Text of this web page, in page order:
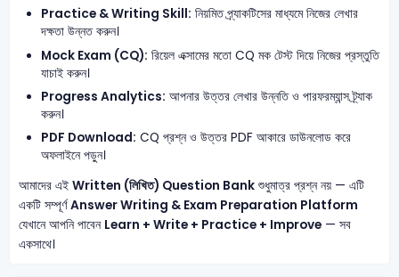
Practice & Writing Skill: নিয়মিত প্র্যাকটিসের মাধ্যমে নিজের লেখার
দক্ষতা উন্নত করুন।
Mock Exam (CQ): রিয়েল এক্সামের মতো CQ মক টেস্ট দিয়ে নিজের প্রস্তুতি
যাচাই করুন।
Progress Analytics: আপনার উত্তর লেখার উন্নতি ও পারফরম্যান্স ট্র্যাক
করুন।
PDF Download: CQ প্রশ্ন ও উত্তর PDF আকারে ডাউনলোড করে
অফলাইনে পড়ুন।
আমাদের এই Written (লিখিত) Question Bankশুধুমাত্র প্রশ্ন নয় — এটি
একটি সম্পূর্ণAnswer Writing & Exam Preparation Platform
যেখানে আপনি পাবেন Learn + Write + Practice + Improve— সব
একসাথে।